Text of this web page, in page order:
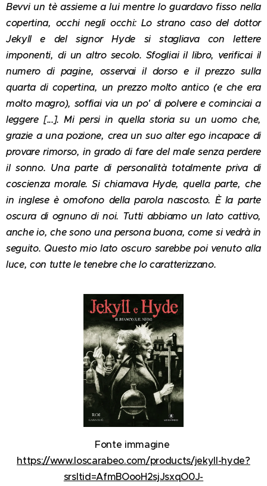
Bevvi un tè assieme a lui mentre lo guardavo fisso nella
copertina, occhi negli occhi: Lo strano caso del dottor
Jekyll e del signor Hyde si stagliava con lettere
imponenti, di un altro secolo. Sfogliai il libro, verificai il
numero di pagine, osservai il dorso e il prezzo sulla
quarta di copertina, un prezzo molto antico (e che era
molto magro), soffiai via un po' di polvere e cominciai a
leggere [...]. Mi persi in quella storia su un uomo che,
grazie a una pozione, crea un suo alter ego incapace di
provare rimorso, in grado di fare del male senza perdere
il sonno. Una parte di personalità totalmente priva di
coscienza morale. Si chiamava Hyde, quella parte, che
in inglese è omofono della parola nascosto. È la parte
oscura di ognuno di noi. Tutti abbiamo un lato cattivo,
anche io, che sono una persona buona, come si vedrà in
seguito. Questo mio lato oscuro sarebbe poi venuto alla
luce, con tutte le tenebre che lo caratterizzano.
Fonte immagine
https://www.loscarabeo.com/products/jekyll-hyde?
srsltid=AfmBOooH2sjJsxqO0J-